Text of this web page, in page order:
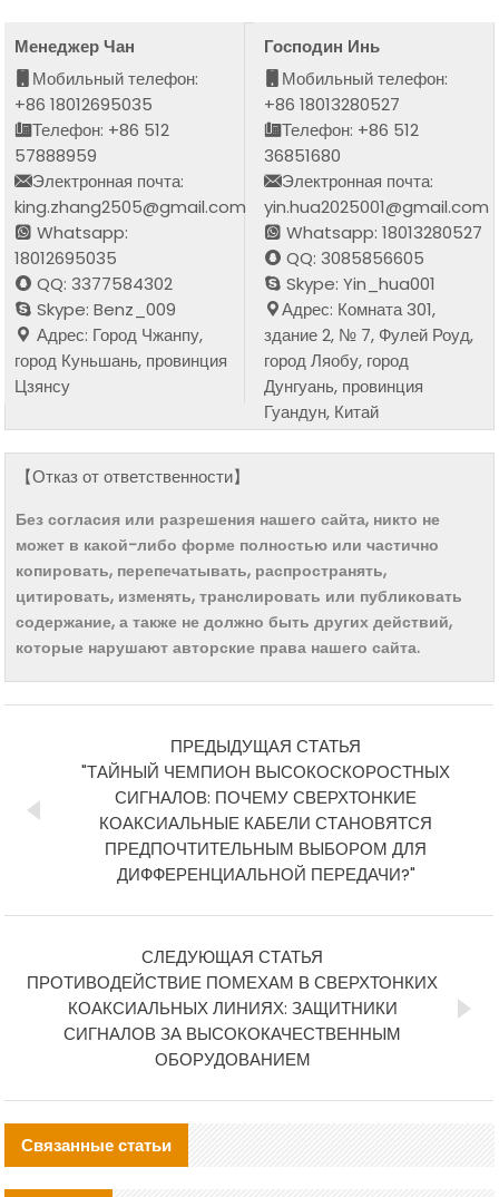
Менеджер Чан
Мобильный телефон:
+86 18012695035
Телефон: +86 512
57888959
Электронная почта:
king.zhang2505@gmail.com
Whatsapp:
18012695035
QQ: 3377584302
Skype: Benz_009
Адрес: Город Чжанпу,
город Куньшань, провинция
Цзянсу
Господин Инь
Мобильный телефон:
+86 18013280527
Телефон: +86 512
36851680
Электронная почта:
yin.hua2025001@gmail.com
Whatsapp: 18013280527
QQ: 3085856605
Skype: Yin_hua001
Адрес: Комната 301,
здание 2, № 7, Фулей Роуд,
город Ляобу, город
Дунгуань, провинция
Гуандун, Китай
【Отказ от ответственности】
Без согласия или разрешения нашего сайта, никто не
может в какой-либо форме полностью или частично
копировать, перепечатывать, распространять,
цитировать, изменять, транслировать или публиковать
содержание, а также не должно быть других действий,
которые нарушают авторские права нашего сайта.
ПРЕДЫДУЩАЯ СТАТЬЯ
"ТАЙНЫЙ ЧЕМПИОН ВЫСОКОСКОРОСТНЫХ
СИГНАЛОВ: ПОЧЕМУ СВЕРХТОНКИЕ
КОАКСИАЛЬНЫЕ КАБЕЛИ СТАНОВЯТСЯ
ПРЕДПОЧТИТЕЛЬНЫМ ВЫБОРОМ ДЛЯ
ДИФФЕРЕНЦИАЛЬНОЙ ПЕРЕДАЧИ?"
СЛЕДУЮЩАЯ СТАТЬЯ
ПРОТИВОДЕЙСТВИЕ ПОМЕХАМ В СВЕРХТОНКИХ
КОАКСИАЛЬНЫХ ЛИНИЯХ: ЗАЩИТНИКИ
СИГНАЛОВ ЗА ВЫСОКОКАЧЕСТВЕННЫМ
ОБОРУДОВАНИЕМ
Связанные статьи